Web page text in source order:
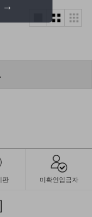
판 미확인입금자
→